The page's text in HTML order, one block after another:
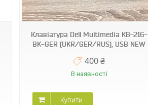
Клавіатура Dell Multimedia KB-216-
BK-GER (UKR/GER/RUS), USB NEW
400 ₴
В наявності
Купити